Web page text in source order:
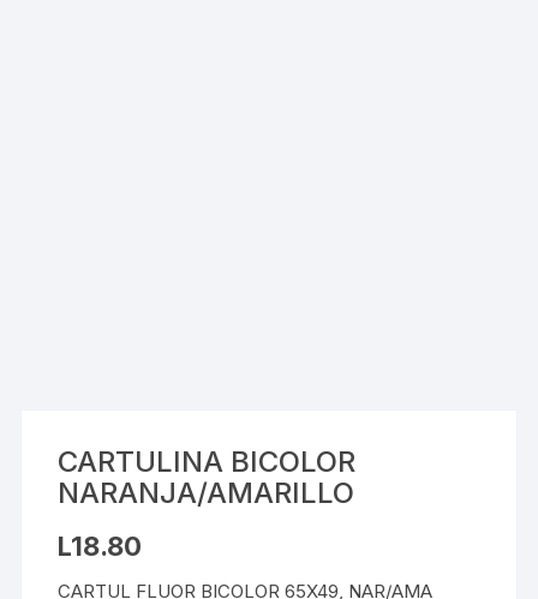
CARTULINA BICOLOR
NARANJA/AMARILLO
L18.80
CARTUL FLUOR BICOLOR 65X49, NAR/AMA